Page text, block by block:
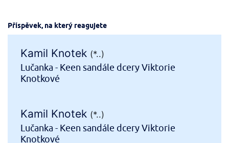
Příspěvek, na který reagujete
Kamil Knotek (*..)
Lučanka - Keen sandále dcery Viktorie
Knotkové
Kamil Knotek (*..)
Lučanka - Keen sandále dcery Viktorie
Knotkové